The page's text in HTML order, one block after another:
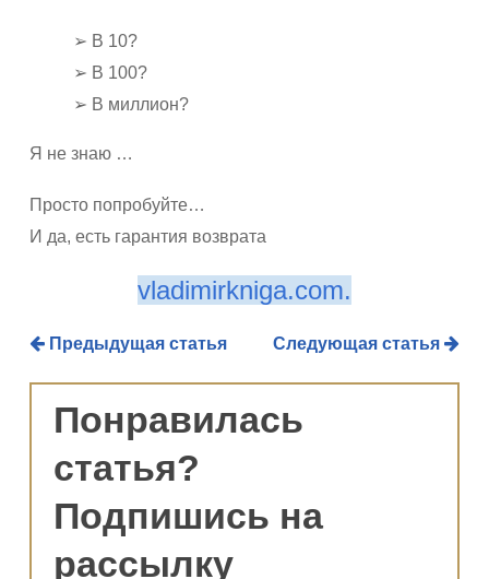
➢ В 10?
➢ В 100?
➢ В миллион?
Я не знаю …
Просто попробуйте…
И да, есть гарантия возврата
vladimirkniga.com.
Предыдущая статья Следующая статья
Понравилась
статья?
Подпишись на
рассылку